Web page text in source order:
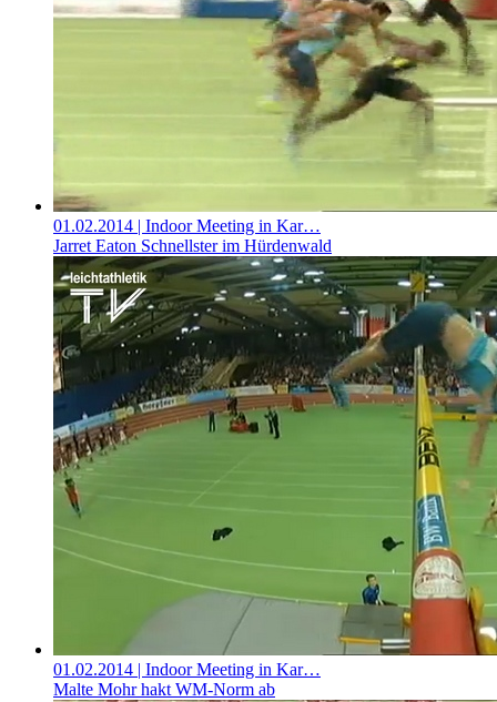
01.02.2014 | Indoor Meeting in Kar…
Jarret Eaton Schnellster im Hürdenwald
01.02.2014 | Indoor Meeting in Kar…
Malte Mohr hakt WM-Norm ab